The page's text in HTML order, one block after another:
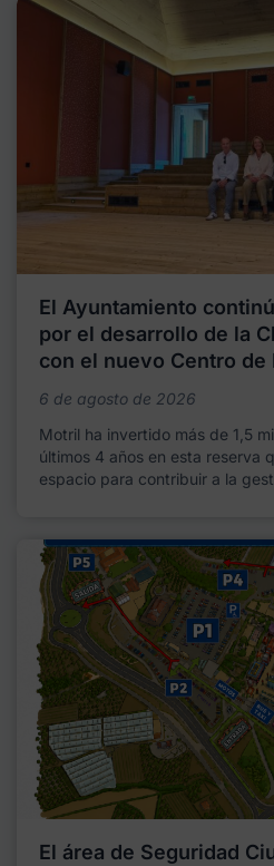
El Ayuntamiento
por el desarrollo de la
con el nuevo Centro de
6 de agosto de 2026
Motril ha invertido más de 1,5
últimos 4 años en esta reserva
espacio para contribuir a la
El área de Seguridad